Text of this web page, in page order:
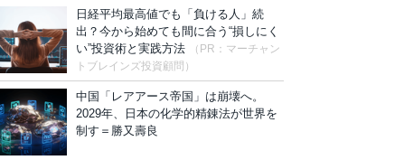
日経平均最高値でも「負ける人」続
出？今から始めても間に合う“損しにく
い”投資術と実践方法
（PR：マーチャン
トブレインズ投資顧問）
中国「レアアース帝国」は崩壊へ。
2029年、日本の化学的精錬法が世界を
制す＝勝又壽良